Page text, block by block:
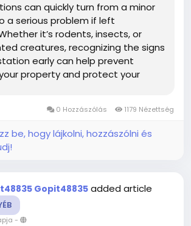
can quickly turn from a minor
a serious problem if left
it’s rodents, insects, or
creatures, recognizing the signs
early can help prevent
property and protect your
0 Hozzászólás 1179 Nézettség
be, hogy lájkolni, hozzászólni és
Gopit48835 added article
-